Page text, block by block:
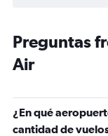
Preguntas
Air
¿En qué
cantidad de